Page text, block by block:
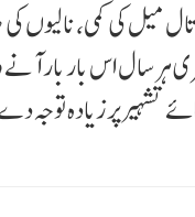
میل کی کمی، نالیوں کی
سال اس بار بار آنے
تشہیر پر زیادہ توجہ